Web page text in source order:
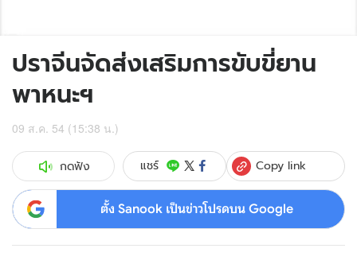
ปราจีนจัดส่งเสริมการขับขี่ยาน
พาหนะฯ
09 ส.ค. 54 (15:38 น.)
กดฟัง แชร์ Copy link
ตั้ง Sanook เป็นข่าวโปรดบน Google